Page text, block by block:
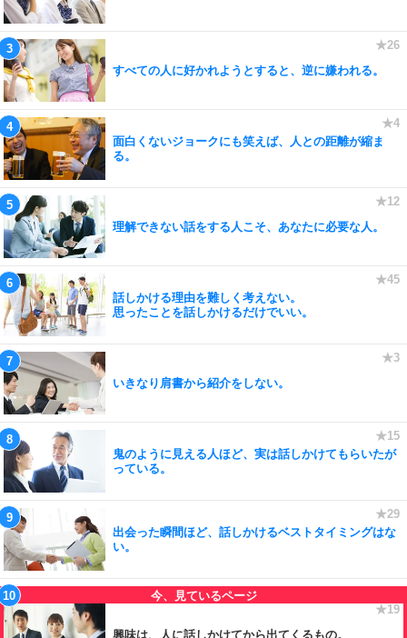
すべての人に好かれようとすると、逆に嫌われる。
面白くないジョークにも笑えば、人との距離が縮ま
る。
理解できない話をする人こそ、あなたに必要な人。
話しかける理由を難しく考えない。
思ったことを話しかけるだけでいい。
いきなり肩書から紹介をしない。
鬼のように見える人ほど、実は話しかけてもらいたが
っている。
出会った瞬間ほど、話しかけるベストタイミングはな
い。
興味は、人に話しかけてから出てくるもの。